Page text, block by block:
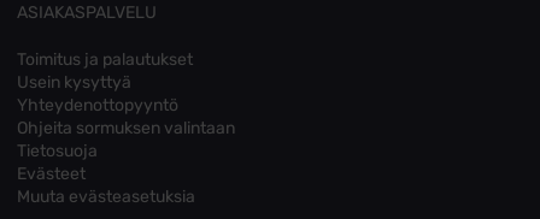
ASIAKASPALVELU
Toimitus ja palautukset
Usein kysyttyä
Yhteydenottopyyntö
Ohjeita sormuksen valintaan
Tietosuoja
Evästeet
Muuta evästeasetuksia